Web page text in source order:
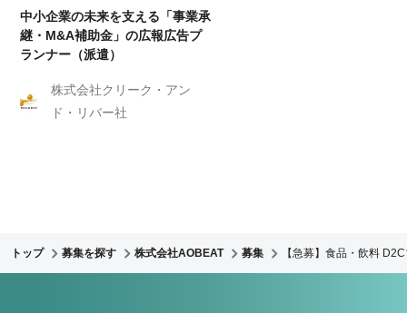
中小企業の未来を支える「事業承
継・M&A補助金」の広報広告プ
ランナー（派遣）
株式会社クリーク・アン
ド・リバー社
トップ 募集を探す 株式会社AOBEAT 募集 【急募】食品・飲料